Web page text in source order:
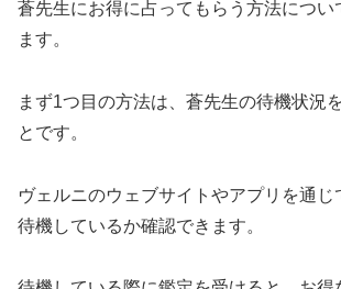
蒼先生にお得に占ってもらう方法につい
ます。
まず1つ目の方法は、蒼先生の待機状況
とです。
ヴェルニのウェブサイトやアプリを通じ
待機しているか確認できます。